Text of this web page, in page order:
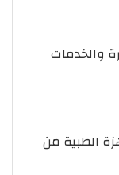
والخدمات
الطبية من